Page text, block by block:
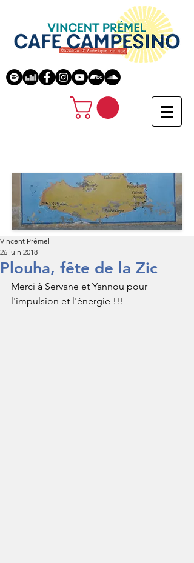
Plouha, fête de la Zic
Vincent Prémel
26 juin 2018
Merci à Servane et Yannou pour
l'impulsion et l'énergie !!!